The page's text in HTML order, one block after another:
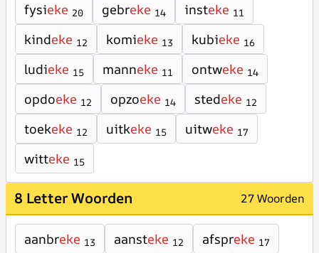
fysieke 20 gebreke 14 insteke 11
kindeke 12 komieke 13 kubieke 16
ludieke 15 manneke 11 ontweke 14
opdoeke 12 opzoeke 14 stedeke 12
toekeke 12 uitkeke 15 uitweke 17
witteke 15
8 Letter Woorden 27 Woorden
aanbreke 13 aansteke 12 afspreke 17